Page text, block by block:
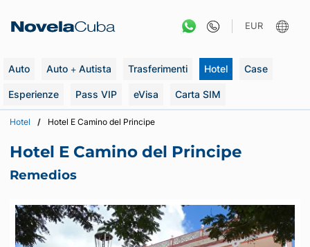
EUR
Auto Auto + Autista Trasferimenti Hotel Case
Esperienze Pass VIP eVisa Carta SIM
Hotel Hotel E Camino del Principe
Hotel E Camino del Principe
Remedios